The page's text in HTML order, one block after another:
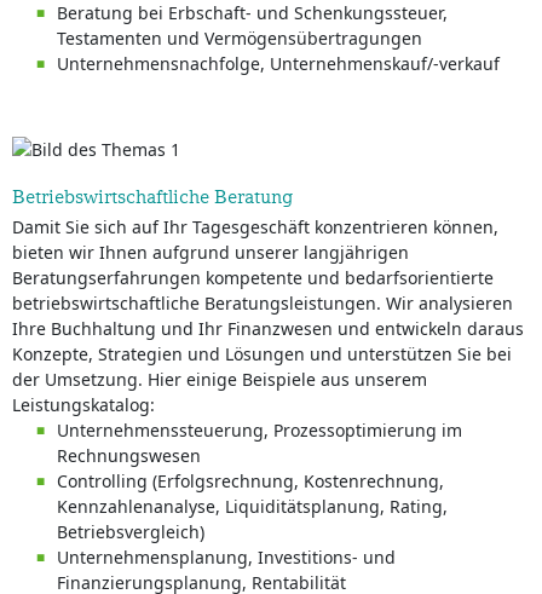
Beratung bei Erbschaft- und Schenkungssteuer,
Testamenten und Vermögensübertragungen
Unternehmensnachfolge, Unternehmenskauf/-verkauf
Betriebswirtschaftliche Beratung
Damit Sie sich auf Ihr Tagesgeschäft konzentrieren können,
bieten wir Ihnen aufgrund unserer langjährigen
Beratungserfahrungen kompetente und bedarfsorientierte
betriebswirtschaftliche Beratungsleistungen. Wir analysieren
Ihre Buchhaltung und Ihr Finanzwesen und entwickeln daraus
Konzepte, Strategien und Lösungen und unterstützen Sie bei
der Umsetzung. Hier einige Beispiele aus unserem
Leistungskatalog:
Unternehmenssteuerung, Prozessoptimierung im
Rechnungswesen
Controlling (Erfolgsrechnung, Kostenrechnung,
Kennzahlenanalyse, Liquiditätsplanung, Rating,
Betriebsvergleich)
Unternehmensplanung, Investitions- und
Finanzierungsplanung, Rentabilität